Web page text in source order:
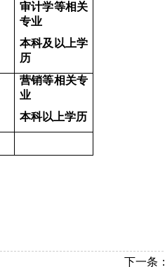
审计学等相关
专业
本科及以上学
历
营销等相关专
业
本科以上学历
下一条：